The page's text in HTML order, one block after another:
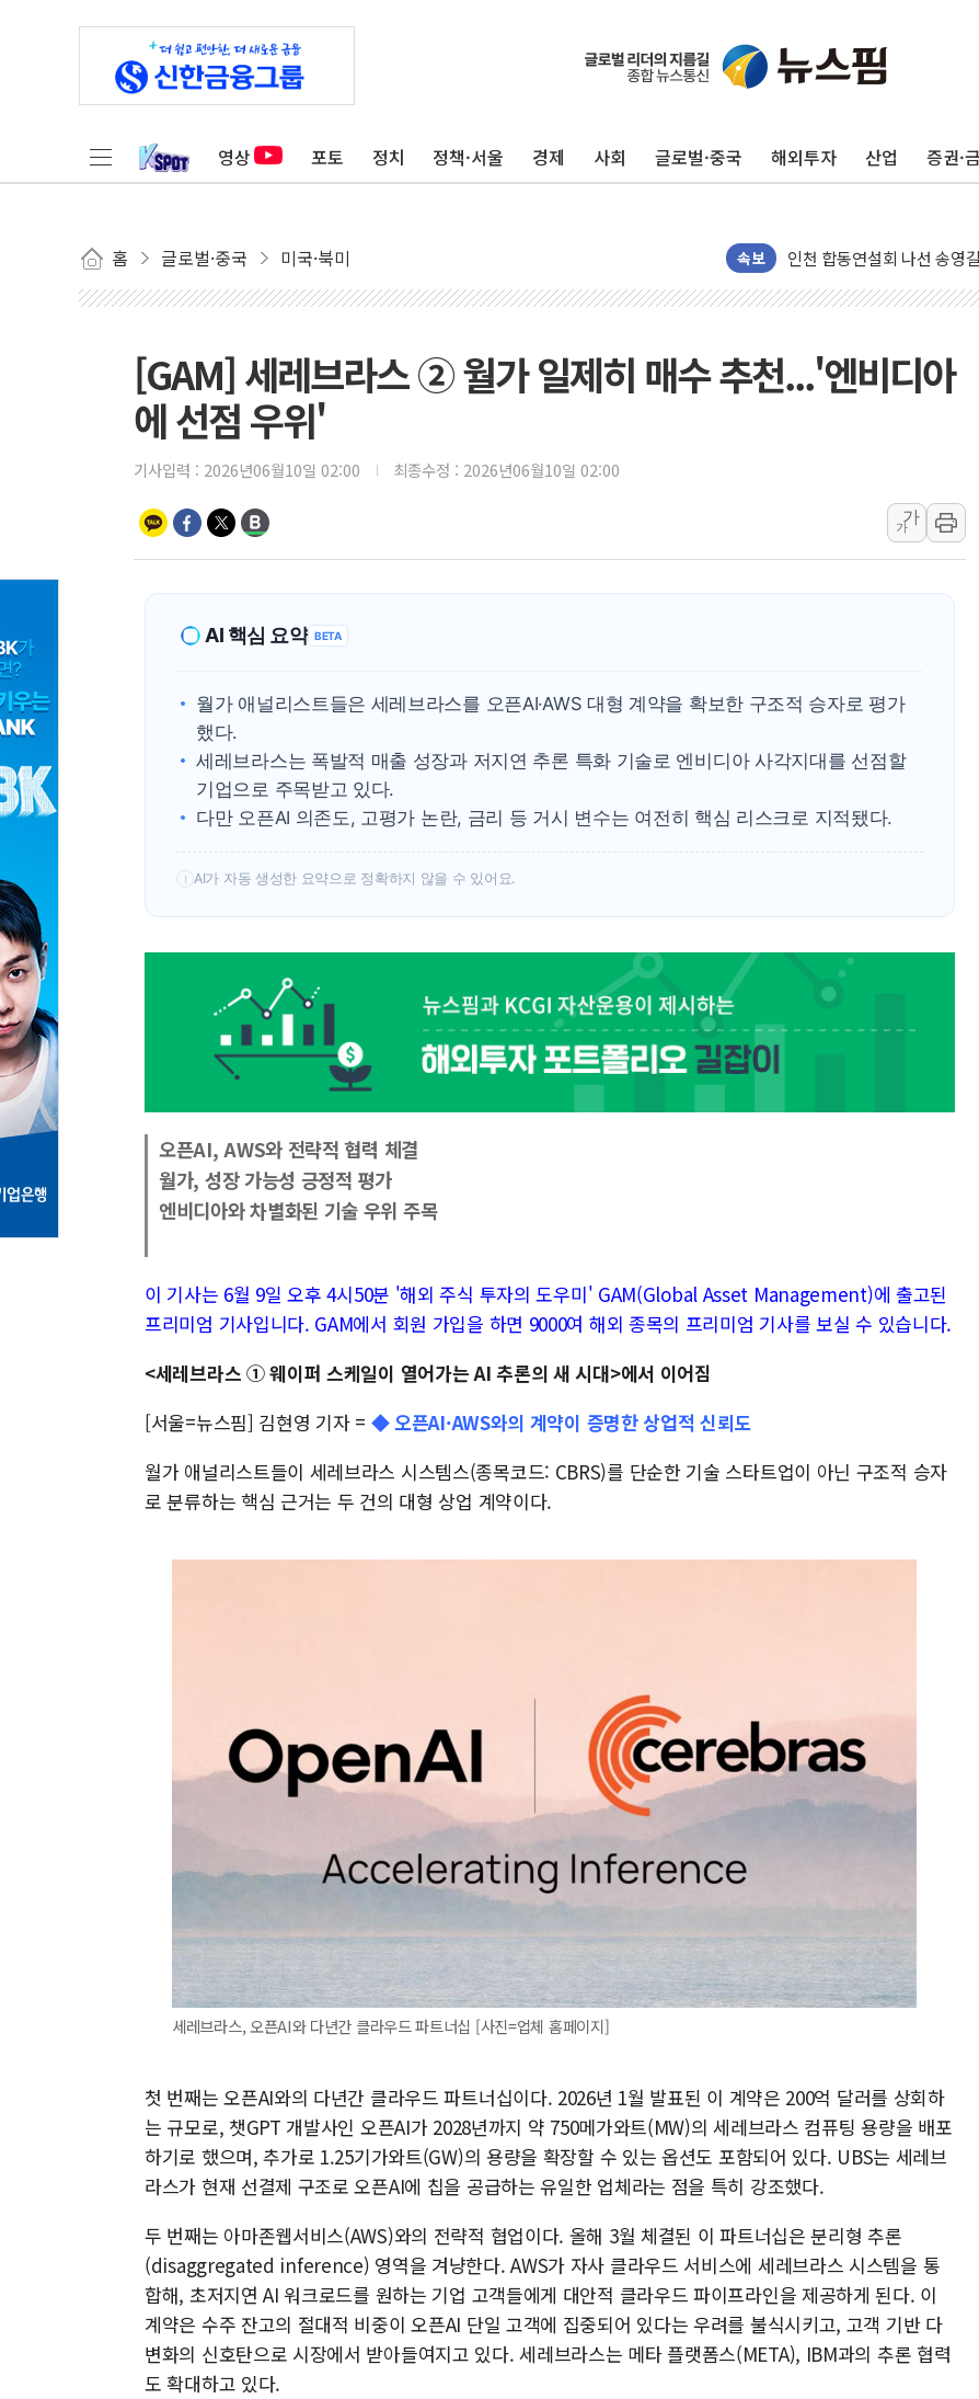
영상 포토 정치 정책·서울 경제 사회 글로벌·중국 해외투자 산업 증권·
홈 글로벌·중국 미국·북미 속보
울진·영덕 '호우특보'-포항
[종합] 김민석, 정청래에
김민석, 2주차 제주·인천
인사하는 김민석 당대표 후
[속보] 민주, 인천 경선 결
[속보] 민주, 제주 경선 결과
폐기물 수거하다 참변…60
서울 중랑구 주택가서 흉기
인천서 말다툼 중 어머니 흉
'화합' 꺼낸 김민석에 '뻔뻔'
李대통령, ISA 개편 재검
[GAM] 세레브라스 ② 월가 일제히 매수 추천...'엔비디아
에 선점 우위'
기사입력 : 2026년06월10일 02:00 최종수정 : 2026년06월10일 02:00
가
가
AI 핵심 요약 BETA
월가 애널리스트들은 세레브라스를 오픈AI·AWS 대형 계약을 확보한 구조적 승자로 평가
했다.
세레브라스는 폭발적 매출 성장과 저지연 추론 특화 기술로 엔비디아 사각지대를 선점할
기업으로 주목받고 있다.
다만 오픈AI 의존도, 고평가 논란, 금리 등 거시 변수는 여전히 핵심 리스크로 지적됐다.
! AI가 자동 생성한 요약으로 정확하지 않을 수 있어요.
오픈AI, AWS와 전략적 협력 체결
월가, 성장 가능성 긍정적 평가
엔비디아와 차별화된 기술 우위 주목
이 기사는 6월 9일 오후 4시50분 '해외 주식 투자의 도우미' GAM(Global Asset Management)에 출고된
프리미엄 기사입니다. GAM에서 회원 가입을 하면 9000여 해외 종목의 프리미엄 기사를 보실 수 있습니다.
<세레브라스 ① 웨이퍼 스케일이 열어가는 AI 추론의 새 시대>에서 이어짐
[서울=뉴스핌] 김현영 기자 = ◆ 오픈AI·AWS와의 계약이 증명한 상업적 신뢰도
월가 애널리스트들이 세레브라스 시스템스(종목코드: CBRS)를 단순한 기술 스타트업이 아닌 구조적 승자
로 분류하는 핵심 근거는 두 건의 대형 상업 계약이다.
세레브라스, 오픈AI와 다년간 클라우드 파트너십 [사진=업체 홈페이지]
첫 번째는 오픈AI와의 다년간 클라우드 파트너십이다. 2026년 1월 발표된 이 계약은 200억 달러를 상회하
는 규모로, 챗GPT 개발사인 오픈AI가 2028년까지 약 750메가와트(MW)의 세레브라스 컴퓨팅 용량을 배포
하기로 했으며, 추가로 1.25기가와트(GW)의 용량을 확장할 수 있는 옵션도 포함되어 있다. UBS는 세레브
라스가 현재 선결제 구조로 오픈AI에 칩을 공급하는 유일한 업체라는 점을 특히 강조했다.
두 번째는 아마존웹서비스(AWS)와의 전략적 협업이다. 올해 3월 체결된 이 파트너십은 분리형 추론
(disaggregated inference) 영역을 겨냥한다. AWS가 자사 클라우드 서비스에 세레브라스 시스템을 통
합해, 초저지연 AI 워크로드를 원하는 기업 고객들에게 대안적 클라우드 파이프라인을 제공하게 된다. 이
계약은 수주 잔고의 절대적 비중이 오픈AI 단일 고객에 집중되어 있다는 우려를 불식시키고, 고객 기반 다
변화의 신호탄으로 시장에서 받아들여지고 있다. 세레브라스는 메타 플랫폼스(META), IBM과의 추론 협력
도 확대하고 있다.